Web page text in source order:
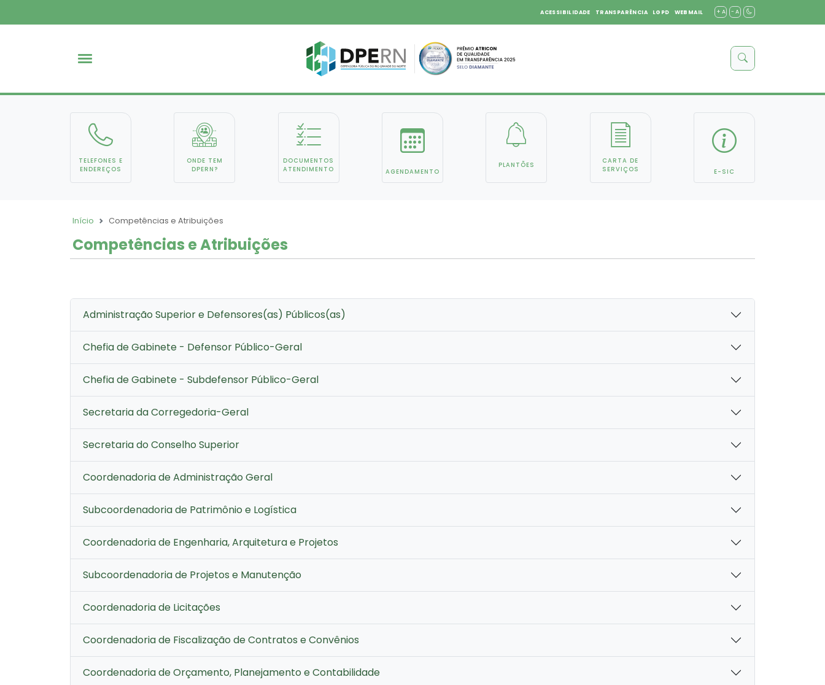
ACESSIBILIDADE TRANSPARÊNCIA LGPD WEBMAIL + A - A
TELEFONES E
ENDEREÇOS
ONDE TEM
DPERN?
DOCUMENTOS
ATENDIMENTO
AGENDAMENTO
PLANTÕES
CARTA DE
SERVIÇOS
E-SIC
Início Competências e Atribuições
Competências e Atribuições
Administração Superior e Defensores(as) Públicos(as)
Chefia de Gabinete - Defensor Público-Geral
Chefia de Gabinete - Subdefensor Público-Geral
Secretaria da Corregedoria-Geral
Secretaria do Conselho Superior
Coordenadoria de Administração Geral
Subcoordenadoria de Patrimônio e Logística
Coordenadoria de Engenharia, Arquitetura e Projetos
Subcoordenadoria de Projetos e Manutenção
Coordenadoria de Licitações
Coordenadoria de Fiscalização de Contratos e Convênios
Coordenadoria de Orçamento, Planejamento e Contabilidade